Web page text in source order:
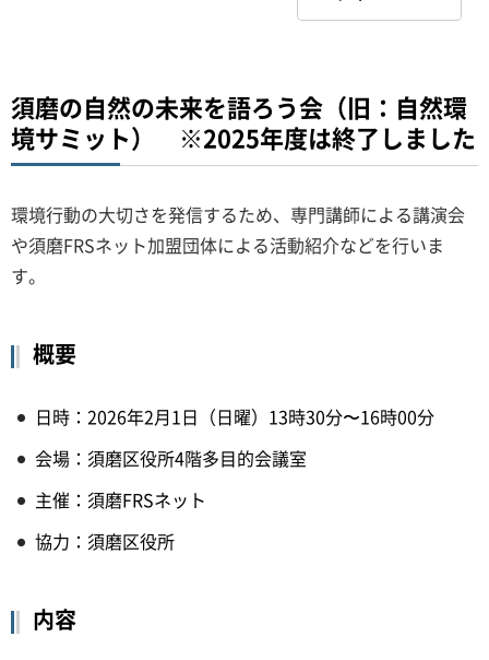
須磨の自然の未来を語ろう会（旧：自然環
境サミット） ※2025年度は終了しました
環境行動の大切さを発信するため、専門講師による講演会
や須磨FRSネット加盟団体による活動紹介などを行いま
す。
概要
日時：2026年2月1日（日曜）13時30分〜16時00分
会場：須磨区役所4階多目的会議室
主催：須磨FRSネット
協力：須磨区役所
内容